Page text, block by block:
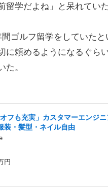
留学だよね」と呆れていた
ゴルフ留学をしていたと
に頼めるようになるぐら
た。
フも充実」カスタマーエンジ
装・髪型・ネイル自由
円